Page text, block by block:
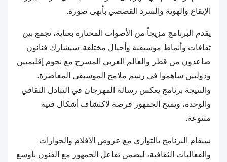
الإيقاع والهوية والسرد القصصي بأبهى صورة.
يقدم البرنامج مزيجاً من الأصوات المختارة بعناية، تجمع بين
ثقافات وأنماط موسيقية وأجيال مختلفة. سيشارك فنانون
صاعدون من قطر والعالم العربي المسرح مع نجوم إقليميين
ودوليين ساهموا في رسم ملامح الموسيقى المعاصرة.
والنتيجة برنامج يعكس رسالة المهرجان في التبادل الثقافي
والوحدة، ويمنح الجمهور فرصة لاكتشاف أشكال فنية
متنوعة.
سيقام البرنامج بالتوازي مع عروض الأفلام والحوارات
والفعاليات الثقافية، ليضمن تفاعل الجمهور مع الفنون بأوسع